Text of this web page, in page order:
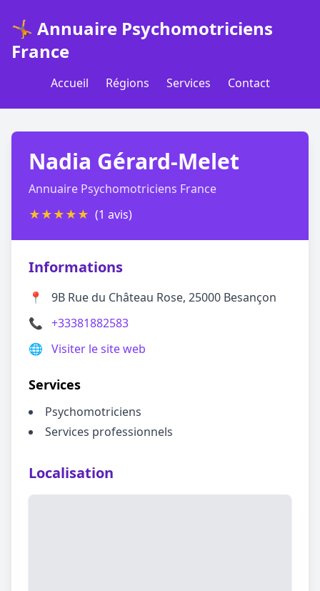
🤸 Annuaire Psychomotriciens
France
Accueil Régions Services Contact
Nadia Gérard-Melet
Annuaire Psychomotriciens France
★★★★★ (1 avis)
Informations
📍
9B Rue du Château Rose, 25000 Besançon
📞 +33381882583
🌐 Visiter le site web
Services
Psychomotriciens
Services professionnels
Localisation